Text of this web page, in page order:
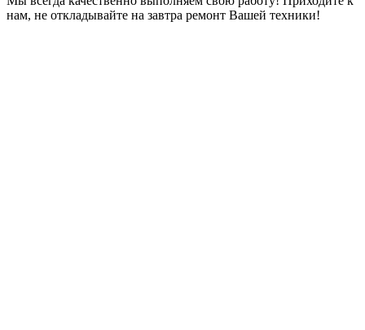
нам, не откладывайте на завтра ремонт Вашей техники!